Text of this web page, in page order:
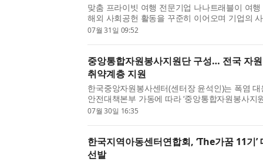
맞춤 프라이빗 여행 전문기업 나나트래블이 여
해외 사회공헌 활동을 꾸준히 이어오며 기업의
고 있다. 나나트래블은 고객에게 특별한 여행 경
07월 31일 09:52
중앙통합자원봉사지원단 구성… 전국 자
취약계층 지원
한국중앙자원봉사센터(센터장 윤석인)는 폭염
안전대책본부 가동에 따라 ‘중앙통합자원봉사지
단)을 구성하고, 전국 자원봉사센터와 함께 폭염
07월 30일 16:35
한국지역아동센터연합회, ‘The가꿈 11기
선발